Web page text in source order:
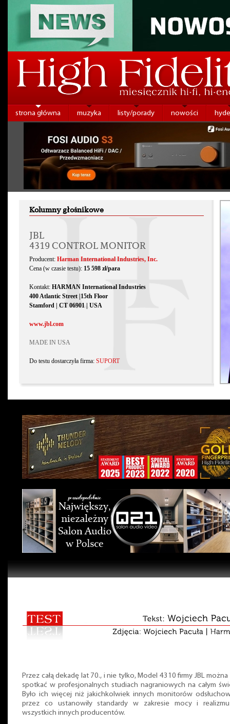
strona główna muzyka listy/porady nowości
Kolumny głośnikowe
JBL
4319 CONTROL MONITOR
Producent: Harman International Industries, Inc.
Cena (w czasie testu): 15 598 zł/para
Kontakt: HARMAN International Industries
400 Atlantic Street |15th Floor
Stamford | CT 06901 | USA
www.jbl.com
MADE IN USA
Do testu dostarczyła firma: SUPORT
Przez całą dekadę lat 70., i nie tylko, Model 4310 firmy JBL można
spotkać w profesjonalnych studiach nagraniowych na całym
Było ich więcej niż jakichkolwiek innych monitorów
przez co ustanowiły standardy w zakresie mocy i
wszystkich innych producentów.